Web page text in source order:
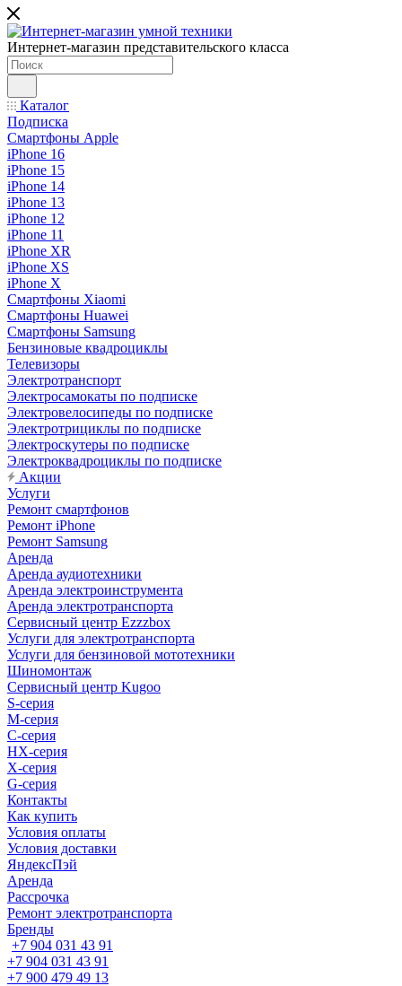
Интернет-магазин представительского класса
Каталог
Подписка
Смартфоны Apple
iPhone 16
iPhone 15
iPhone 14
iPhone 13
iPhone 12
iPhone 11
iPhone XR
iPhone XS
iPhone X
Смартфоны Xiaomi
Смартфоны Huawei
Смартфоны Samsung
Бензиновые квадроциклы
Телевизоры
Электротранспорт
Электросамокаты по подписке
Электровелосипеды по подписке
Электротрициклы по подписке
Электроскутеры по подписке
Электроквадроциклы по подписке
Акции
Услуги
Ремонт смартфонов
Ремонт iPhone
Ремонт Samsung
Аренда
Аренда аудиотехники
Аренда электроинструмента
Аренда электротранспорта
Сервисный центр Ezzzbox
Услуги для электротранспорта
Услуги для бензиновой мототехники
Шиномонтаж
Сервисный центр Kugoo
S-cерия
M-серия
С-серия
HX-серия
X-серия
G-серия
Контакты
Как купить
Условия оплаты
Условия доставки
ЯндексПэй
Аренда
Рассрочка
Ремонт электротранспорта
Бренды
+7 904 031 43 91
+7 904 031 43 91
+7 900 479 49 13